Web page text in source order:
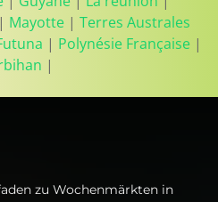
| Mayotte | Terres Australes
| Polynésie Française |
|
zu Wochenmärkten in